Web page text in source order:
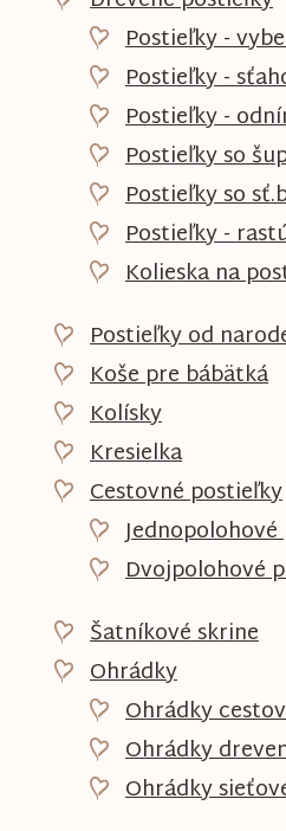
Postieľky -
Postieľky -
Postieľky -
Postieľky so
Postieľky so
Postieľky -
Kolieska na
Postieľky od
Koše pre bábätká
Kolísky
Kresielka
Cestovné postieľky
Dvojpolohové
Šatníkové skrine
Ohrádky
Ohrádky
Ohrádky
Ohrádky